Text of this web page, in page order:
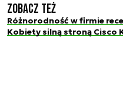
Zobacz też
Różnorodność w firmie
Kobiety silną stroną Cisco